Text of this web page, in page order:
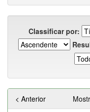
Classificar por:
< Anterior